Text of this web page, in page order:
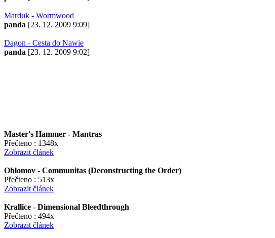
Marduk - Wormwood
panda [23. 12. 2009 9:09]
Dagon - Cesta do Nawie
panda [23. 12. 2009 9:02]
Master's Hammer - Mantras
Přečteno : 1348x
Zobrazit článek
Oblomov - Communitas (Deconstructing the Order)
Přečteno : 513x
Zobrazit článek
Krallice - Dimensional Bleedthrough
Přečteno : 494x
Zobrazit článek